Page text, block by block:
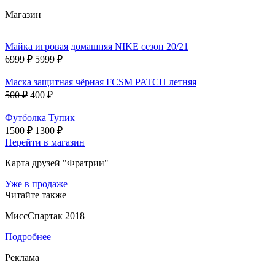
Магазин
Майка игровая домашняя NIKE сезон 20/21
6999 ₽ 5999 ₽
Маска защитная чёрная FCSM PATCH летняя
500 ₽ 400 ₽
Футболка Тупик
1500 ₽ 1300 ₽
Перейти в магазин
Карта друзей "Фратрии"
Уже в продаже
Читайте также
МиссСпартак 2018
Подробнее
Реклама